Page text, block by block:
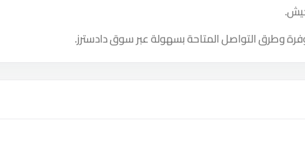
وطرق التواصل المتاحة بسهولة عبر سوق دادسترز.